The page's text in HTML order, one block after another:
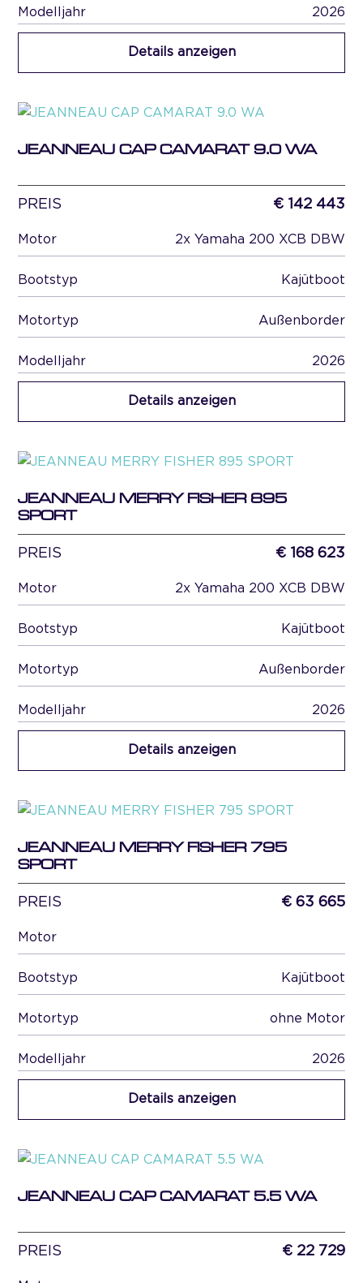
Modelljahr 2026
Details anzeigen
JEANNEAU CAP CAMARAT 9.0 WA
PREIS € 142 443
Motor 2x Yamaha 200 XCB DBW
Bootstyp Kajütboot
Motortyp Außenborder
Modelljahr 2026
Details anzeigen
JEANNEAU MERRY FISHER 895
SPORT
PREIS € 168 623
Motor 2x Yamaha 200 XCB DBW
Bootstyp Kajütboot
Motortyp Außenborder
Modelljahr 2026
Details anzeigen
JEANNEAU MERRY FISHER 795
SPORT
PREIS € 63 665
Motor
Bootstyp Kajütboot
Motortyp ohne Motor
Modelljahr 2026
Details anzeigen
JEANNEAU CAP CAMARAT 5.5 WA
PREIS € 22 729